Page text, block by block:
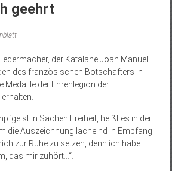
geehrt
der Katalane Joan Manuel
des französischen Botschafters in
Medaille der Ehren­legion der
in Sachen Freiheit, heißt es in der
die Auszeichnung lächelnd in Empfang.
zur Ruhe zu setzen, denn ich habe
das mir zuhört…“.